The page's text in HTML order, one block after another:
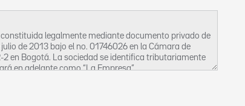
legalmente mediante documento privado de
de 2013 bajo el no. 01746026 en la Cámara de
2 en Bogotá. La sociedad se identifica tributariamente
en adelante como “La Empresa”.
así como la privacidad, la intimidad y el buen